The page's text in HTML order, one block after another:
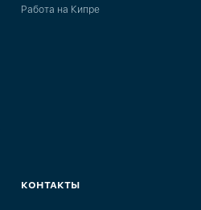
Работа на Кипре
КОНТАКТЫ